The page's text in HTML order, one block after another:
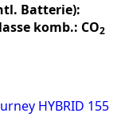
Batterie):
komb.: CO2